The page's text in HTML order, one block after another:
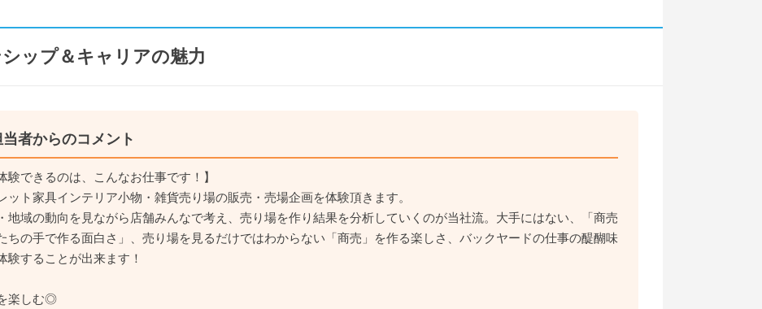
ップ＆キャリアの魅力
当者からのコメント
験できるのは、こんなお仕事です！】
ット家具インテリア小物・雑貨売り場の販売・売場企画を体験頂きます。
地域の動向を見ながら店舗みんなで考え、売り場を作り結果を分析していくのが当社流。大手にはない、「商売
ちの手で作る面白さ」、売り場を見るだけではわからない「商売」を作る楽しさ、バックヤードの仕事の醍醐味
験することが出来ます！
楽しむ◎